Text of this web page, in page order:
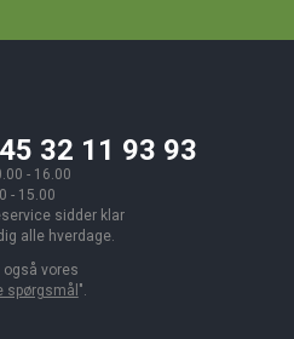
32 11 93 93
- 16.00
- 15.00
sidder klar
alle hverdage.
også vores
spørgsmål ".